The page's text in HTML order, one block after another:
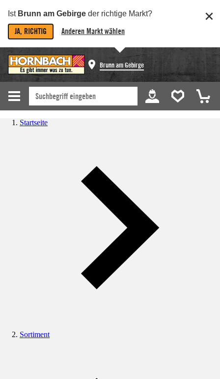
Ist Brunn am Gebirge der richtige Markt?
JA, RICHTIG Anderen Markt wählen
Brunn am Gebirge
Startseite
Sortiment